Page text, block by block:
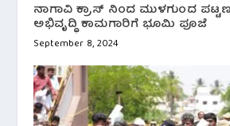
ನಾಗಾವಿ ಕ್ರಾಸ್ ನಿಂದ ಮುಳಗುಂದ
ಅಭಿವೃದ್ಧಿ ಕಾಮಗಾರಿಗೆ ಭೂಮಿ ಪೂಜೆ
September 8, 2024